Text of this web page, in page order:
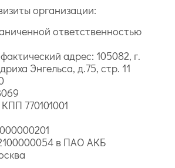
организации:
ответственностью
адрес: 105082, г.
Энгельса, д.75, стр. 11
770101001
в ПАО АКБ